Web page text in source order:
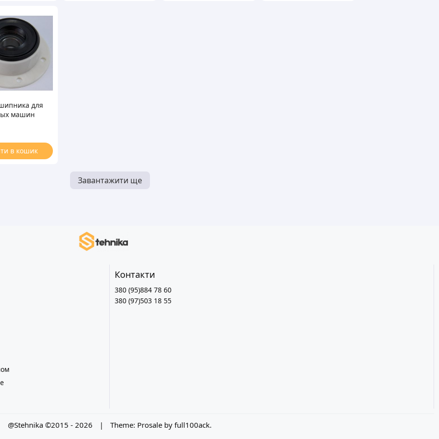
для
машин
в кошик
Завантажити ще
Контакти
380 (95)884 78 60
380 (97)503 18 55
@Stehnika ©2015 - 2026 | Theme: Prosale by full100ack.